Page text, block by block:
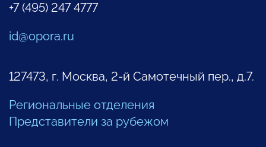
+7 (495) 247 4777
id@opora.ru
127473, г. Москва, 2-й Самотечный пер., д.7.
Региональные отделения
Представители за рубежом